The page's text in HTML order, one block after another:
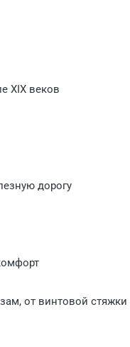
XIX веков
дорогу
от винтовой